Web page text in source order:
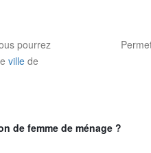
pourrez
ville de
de femme de ménage ?